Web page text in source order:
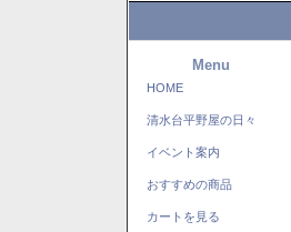
Menu
HOME
清水台平野屋の日々
イベント案内
おすすめの商品
カートを見る